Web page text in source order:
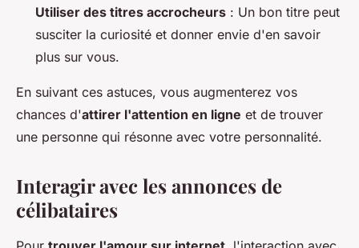
Utiliser des titres accrocheurs : Un bon titre peut
susciter la curiosité et donner envie d'en savoir
plus sur vous.
En suivant ces astuces, vous augmenterez vos
chances d'attirer l'attention en ligne et de trouver
une personne qui résonne avec votre personnalité.
Interagir avec les annonces de
célibataires